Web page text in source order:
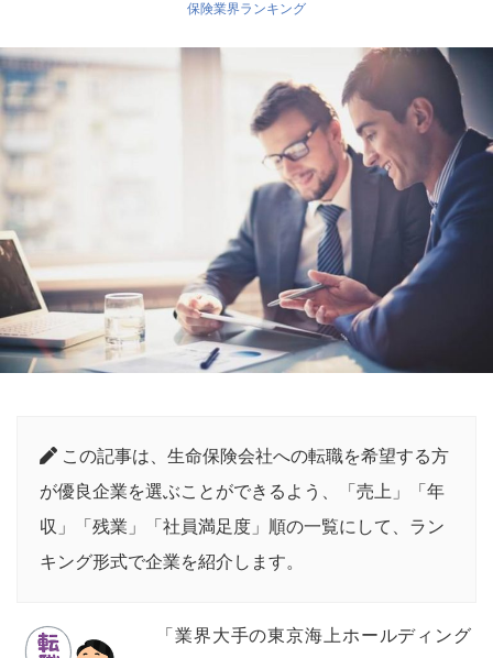
保険業界ランキング
この記事は、生命保険会社への転職を希望する方
が優良企業を選ぶことができるよう、「売上」「年
収」「残業」「社員満足度」順の一覧にして、ラン
キング形式で企業を紹介します。
「業界大手の東京海上ホールディング